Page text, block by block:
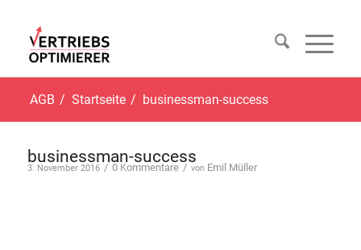
AGB / Startseite / businessman-success
businessman-success
3. November 2016 / 0 Kommentare / von Emil Müller